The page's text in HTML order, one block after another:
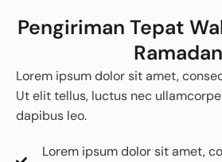
Pengiriman Tepat
Ramadan
Lorem ipsum dolor sit amet,
Ut elit tellus, luctus nec
dapibus leo.
Lorem ipsum dolor sit amet,